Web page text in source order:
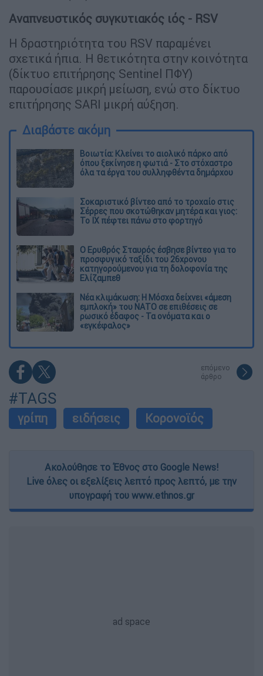
Αναπνευστικός συγκυτιακός ιός - RSV
Η δραστηριότητα του RSV παραμένει
σχετικά ήπια. Η θετικότητα στην κοινότητα
(δίκτυο επιτήρησης Sentinel ΠΦΥ)
παρουσίασε μικρή μείωση, ενώ στο δίκτυο
επιτήρησης SARI μικρή αύξηση.
Διαβάστε ακόμη
Βοιωτία: Κλείνει το αιολικό πάρκο από
όπου ξεκίνησε η φωτιά - Στο στόχαστρο
όλα τα έργα του συλληφθέντα δημάρχου
Σοκαριστικό βίντεο από το τροχαίο στις
Σέρρες που σκοτώθηκαν μητέρα και γιος:
Το ΙΧ πέφτει πάνω στο φορτηγό
Ο Ερυθρός Σταυρός έσβησε βίντεο για το
προσφυγικό ταξίδι του 26χρονου
κατηγορούμενου για τη δολοφονία της
Ελίζαμπεθ
Νέα κλιμάκωση: Η Μόσχα δείχνει «άμεση
εμπλοκή» του ΝΑΤΟ σε επιθέσεις σε
ρωσικό έδαφος - Τα ονόματα και ο
«εγκέφαλος»
επόμενο
άρθρο
#TAGS
γρίπη ειδήσεις Κορονοϊός
Ακολούθησε το Έθνος στο Google News!
Live όλες οι εξελίξεις λεπτό προς λεπτό, με την
υπογραφή του www.ethnos.gr